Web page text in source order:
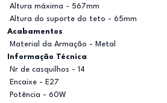
Altura máxima - 567mm
Altura do suporte do teto - 65mm
Acabamentos
Material da Armação - Metal
Informação Técnica
Nr de casquilhos - 14
Encaixe - E27
Potência - 60W